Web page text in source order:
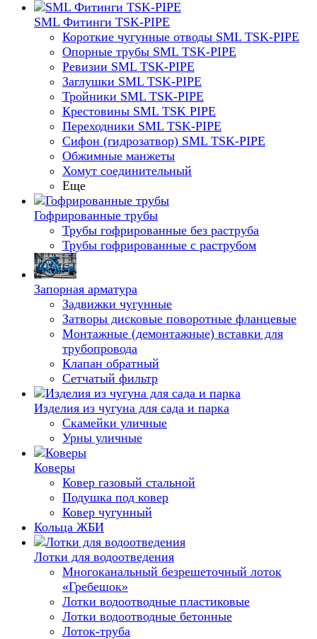
SML Фитинги TSK-PIPE
Короткие чугунные отводы SML TSK-PIPE
Опорные трубы SML TSK-PIPE
Ревизии SML TSK-PIPE
Заглушки SML TSK-PIPE
Тройники SML TSK-PIPE
Крестовины SML TSK PIPE
Переходники SML TSK-PIPE
Сифон (гидрозатвор) SML TSK-PIPE
Обжимные манжеты
Хомут соединительный
Еще
Гофрированные трубы
Трубы гофрированные без раструба
Трубы гофрированные с раструбом
Запорная арматура
Задвижки чугунные
Затворы дисковые поворотные фланцевые
Монтажные (демонтажные) вставки для
трубопровода
Клапан обратный
Сетчатый фильтр
Изделия из чугуна для сада и парка
Скамейки уличные
Урны уличные
Коверы
Ковер газовый стальной
Подушка под ковер
Ковер чугунный
Кольца ЖБИ
Лотки для водоотведения
Многоканальный безрешеточный лоток
«Гребешок»
Лотки водоотводные пластиковые
Лотки водоотводные бетонные
Лоток-труба